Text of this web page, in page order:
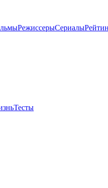
РежиссерыСериалы
Тесты